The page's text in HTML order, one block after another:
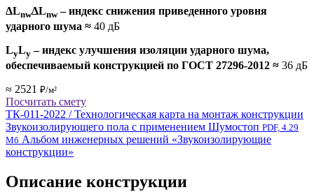
ΔLnwΔLnw– индекс снижения приведенного уровня
ударного шума ≈ 40 дБ
LyLy – индекс улучшения изоляции ударного шума,
обеспечиваемый конструкцией по ГОСТ 27296-2012 ≈ 36 дБ
≈ 2521 ₽/м²
Посчитать смету
ТК-011-2022 / Технологическая карта на монтаж конструкции
Звукоизолирующего пола с применением Шумостоп PDF, 4.29
Мб Альбом инженерных решений «Звукоизолирующие
конструкции»
Описание конструкции